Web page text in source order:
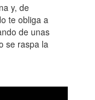
y, de
te obliga a
de unas
se raspa la